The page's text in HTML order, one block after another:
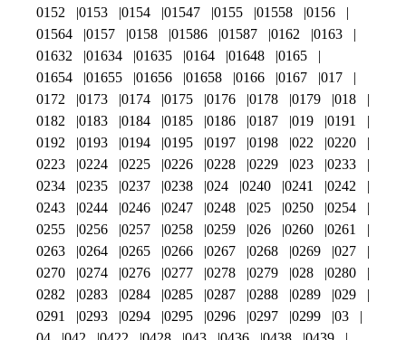
0152
0153 0154 01547 0155 01558
0156
01564
0157 0158 01586 01587 0162
0163
01632
01634 01635 0164 01648
0165
01654
01655 01656 01658 0166 0167
017
0172
0173 0174 0175 0176 0178 0179
018
0182
0183 0184 0185 0186 0187 019
0191
0192
0193 0194 0195 0197 0198 022
0220
0223
0224 0225 0226 0228 0229 023
0233
0234
0235 0237 0238 024 0240 0241
0242
0243
0244 0246 0247 0248 025 0250
0254
0255
0256 0257 0258 0259 026 0260
0261
0263
0264 0265 0266 0267 0268 0269
027
0270
0274 0276 0277 0278 0279 028
0280
0282
0283 0284 0285 0287 0288 0289
029
0291
0293 0294 0295 0296 0297 0299
03